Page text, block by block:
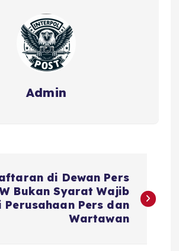
Admin
di Dewan Pers
Bukan Syarat Wajib
Perusahaan Pers dan
Wartawan